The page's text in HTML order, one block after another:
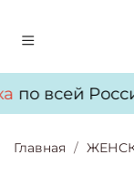
по всей
Главная